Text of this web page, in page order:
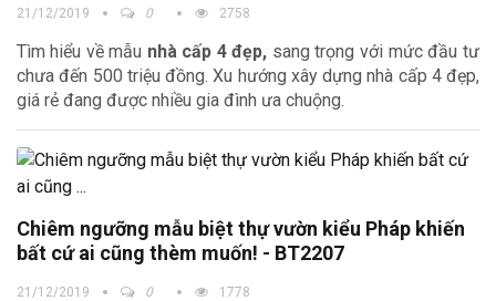
21/12/2019 0 2758
Tìm hiểu về mẫu nhà cấp 4 đẹp, sang trọng với mức đầu tư
chưa đến 500 triệu đồng. Xu hướng xây dựng nhà cấp 4 đẹp,
giá rẻ đang được nhiều gia đình ưa chuộng.
Chiêm ngưỡng mẫu biệt thự vườn kiểu Pháp khiến
bất cứ ai cũng thèm muốn! - BT2207
21/12/2019 0 1778